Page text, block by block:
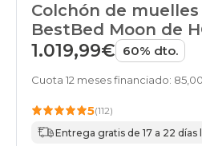
Colchón de
BestBed Moon de
1.019,99€ 60% dto.
Cuota 12 meses financiado:
5(112)
Entrega gratis de 17 a 22 días